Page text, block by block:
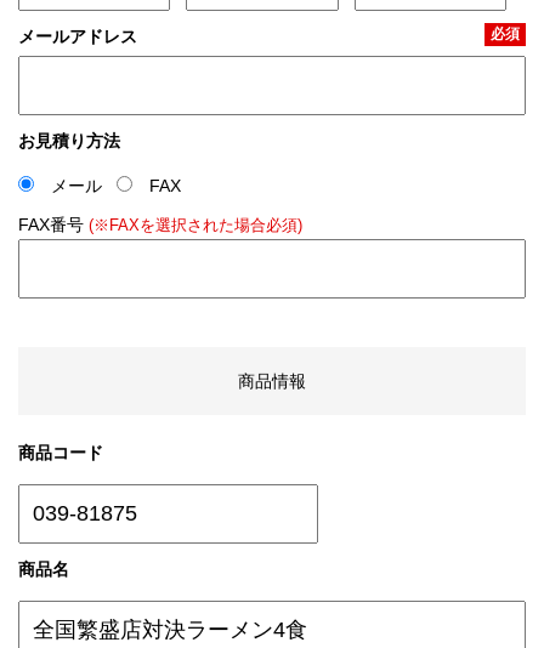
メールアドレス 必須
お見積り方法
メール
FAX
FAX番号 (※FAXを選択された場合必須)
商品情報
商品コード
商品名